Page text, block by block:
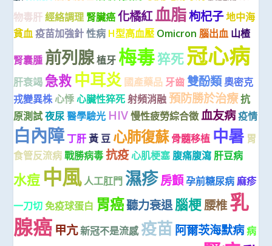
物毒肝 經絡調理 腎臟癌 化橘紅血脂枸杞子地中海
貧血 疫苗加強針 性病 H型高血壓 Omicron 腦出血 山楂
腎囊腫 前列腺植牙 梅毒猝死冠心病
肝衰竭 急救 中耳炎 國產藥品 牙齒 雙酚類奧密克
戎變異株 心悸 心臟性猝死 射頻消融 預防勝於治療抗
原測試 夜尿 醫學驗光 HIV 慢性疲勞綜合徵 血友病疫情
白內障 丁肝 黃 豆 心肺復蘇 骨髓移植 中暑 胃
食管反流病 戰勝病毒 抗疫心肌梗塞 腹痛腹瀉 肝豆病
水痘 中風人工肛門 濕疹房顫孕前糖尿病 麻疹
一刀切 免疫球蛋白 胃癌聽力衰退腦梗腰椎乳
腺癌 甲亢新冠不是流感 疫苗阿爾茨海默病病